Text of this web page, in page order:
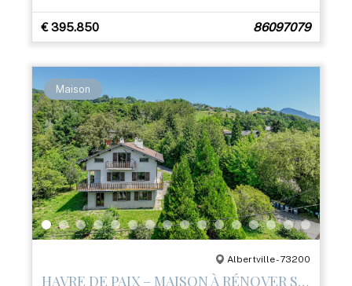
€ 395.850 86097079
Maison
Albertville - 73200
HAVRE DE PAIX – MAISON À RÉNOVER SUR LES HAUTEURS D’ALBERTVILLE